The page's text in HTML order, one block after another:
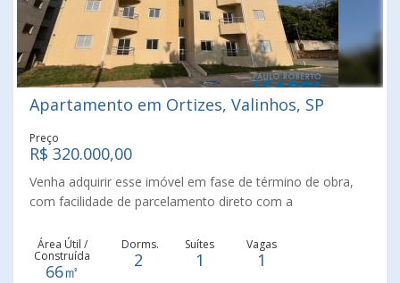
Apartamento em Ortizes, Valinhos, SP
Preço
R$ 320.000,00
Venha adquirir esse imóvel em fase de término de obra,
com facilidade de parcelamento direto com a
de Valinhos, acesso fácil para principais Rodovias da
Região; Não perca essa oportunidade, agende uma visita
Área Útil /
Construída
66㎡
Dorms.
2
Suítes
1
Vagas
1